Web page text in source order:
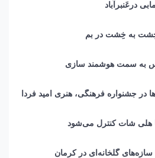
درعَنبرآباد
به خِشت در بم
به سمت هوشمند سازی
جشنواره فرهنگی، هنری امید فردا
هلی شات کنترل می‌شود
گلخانه‌ای در کرمان